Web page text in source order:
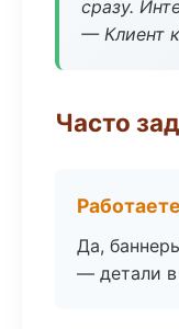
сразу.
— Клиент
Часто
Да,
— детали в